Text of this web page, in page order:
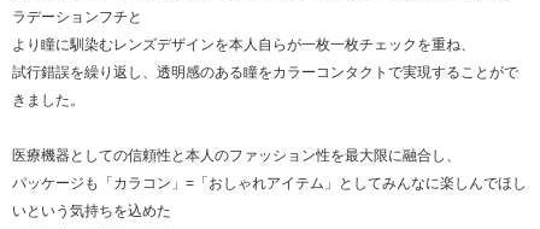
ラデーションフチと
より瞳に馴染むレンズデザインを本人自らが一枚一枚チェックを重ね、
試行錯誤を繰り返し、透明感のある瞳をカラーコンタクトで実現することがで
きました。
医療機器としての信頼性と本人のファッション性を最大限に融合し、
パッケージも「カラコン」=「おしゃれアイテム」としてみんなに楽しんでほし
いという気持ちを込めた